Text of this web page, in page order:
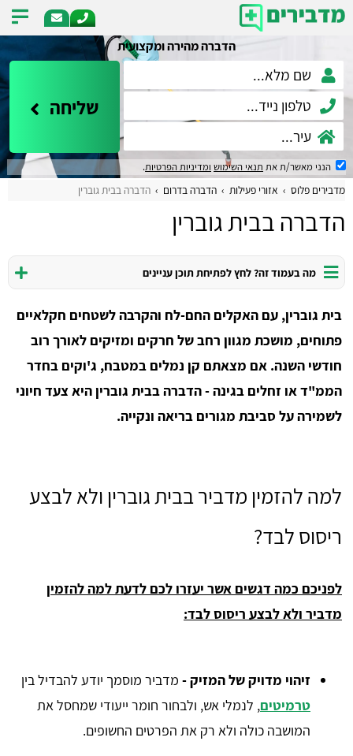
הדברה מהירה ומקצועית
שליחה
הנני מאשר/ת את תנאי השימוש ומדיניות הפרטיות.
מדבירים פלוס אזורי פעילות הדברה בדרום הדברה בבית גוברין
הדברה בבית גוברין
מה בעמוד זה? לחץ לפתיחת תוכן עניינים
בית גוברין, עם האקלים החם-לח והקרבה לשטחים חקלאיים
פתוחים, מושכת מגוון רחב של חרקים ומזיקים לאורך רוב
חודשי השנה. אם מצאתם קן נמלים במטבח, ג'וקים בחדר
הממ"ד או זחלים בגינה - הדברה בבית גוברין היא צעד חיוני
לשמירה על סביבת מגורים בריאה ונקייה.
למה להזמין מדביר בבית גוברין ולא לבצע
ריסוס לבד?
לפניכם כמה דגשים אשר יעזרו לכם לדעת למה להזמין
מדביר ולא לבצע ריסוס לבד:
זיהוי מדויק של המזיק - מדביר מוסמך יודע להבדיל בין
טרמיטים, לנמלי אש, ולבחור חומר ייעודי שמחסל את
המושבה כולה ולא רק את הפרטים החשופים.